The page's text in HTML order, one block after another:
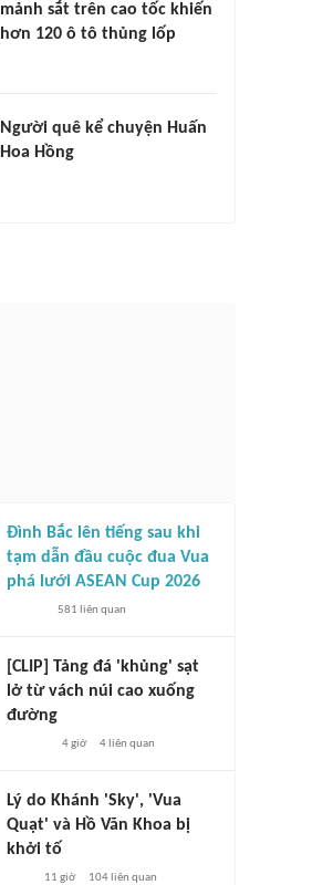
mảnh sắt trên cao tốc khiến
hơn 120 ô tô thủng lốp
Người quê kể chuyện Huấn
Hoa Hồng
Đình Bắc lên tiếng sau khi
tạm dẫn đầu cuộc đua Vua
phá lưới ASEAN Cup 2026
581 liên quan
[CLIP] Tảng đá 'khủng' sạt
lở từ vách núi cao xuống
đường
4 giờ 4liên quan
Lý do Khánh 'Sky', 'Vua
Quạt' và Hồ Văn Khoa bị
khởi tố
11 giờ 104liên quan